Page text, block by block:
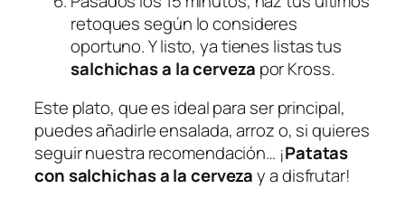
retoques según lo consideres
oportuno. Y listo, ya tienes listas tus
salchichas a la cerveza por Kross.
Este plato, que es ideal para ser principal,
puedes añadirle ensalada, arroz o, si quieres
seguir nuestra recomendación… ¡Patatas
con salchichas a la cervezay a disfrutar!